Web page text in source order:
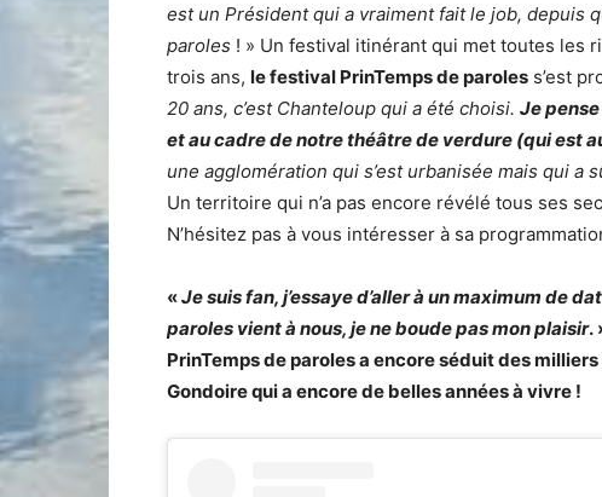
est un Président qui a vraiment fait le job, depuis
paroles ! » Un festival itinérant qui met toutes les
trois ans, le festival PrinTemps de paroles s’est
20 ans, c’est Chanteloup qui a été choisi. Je
et au cadre de notre théâtre de verdure (qui est
une agglomération qui s’est urbanisée mais qui a
Un territoire qui n’a pas encore révélé tous ses
N’hésitez pas à vous intéresser à sa
«Je suis fan, j’essaye d’aller à un maximum de
paroles vient à nous, je ne boude pas mon plaisir.
PrinTemps de paroles a encore séduit des
Gondoire qui a encore de belles années à vivre !